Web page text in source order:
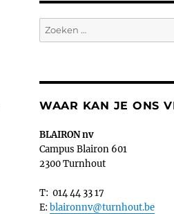
Zoeken
naar:
WAAR KAN JE ONS
BLAIRON nv
Campus Blairon 601
2300 Turnhout
T: 014 44 33 17
E: blaironnv@turnhout.be